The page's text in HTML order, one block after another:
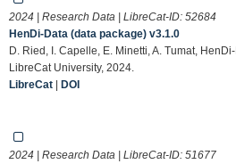
2024 | Research Data | LibreCat-ID: 52684
HenDi-Data (data package) v3.1.0
D. Ried, I. Capelle, E. Minetti, A. Tumat,
LibreCat University, 2024.
LibreCat | DOI
2024 | Research Data | LibreCat-ID: 51677